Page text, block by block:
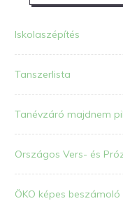
Iskolaszépítés
Tanszerlista
Tanévzáró majdnem
Országos Vers- és
ÖKO képes beszámoló